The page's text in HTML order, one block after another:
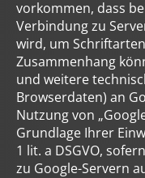
vorkommen, dass
Verbindung zu
wird, um
Zusammenhang
und weitere
Browserdaten) an
Nutzung von
Grundlage Ihrer
1 lit. a DSGVO,
zu Google-Servern